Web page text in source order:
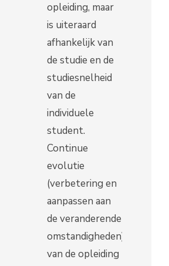
opleiding, maar
is uiteraard
afhankelijk van
de studie en de
studiesnelheid
van de
individuele
student.
Continue
evolutie
(verbetering en
aanpassen aan
de veranderende
omstandigheden)
van de opleiding